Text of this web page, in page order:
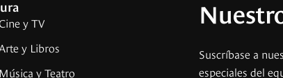
y TV
Arte y Libros
Música y Teatro
Suscríbase a
especiales del